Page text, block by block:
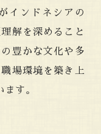
インドネシアの
解を深めること
豊かな文化や多
場環境を築き上
す。